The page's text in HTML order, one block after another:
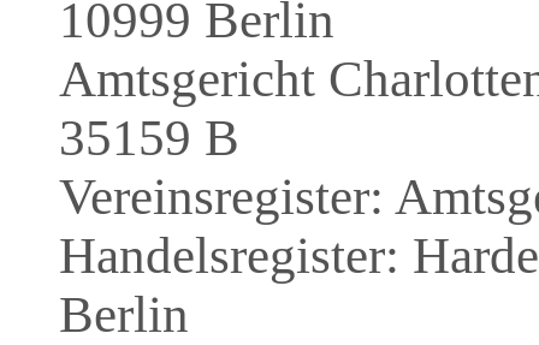
10999 Berlin
Amtsgericht
35159 B
Vereinsregister:
Handelsregister:
Berlin